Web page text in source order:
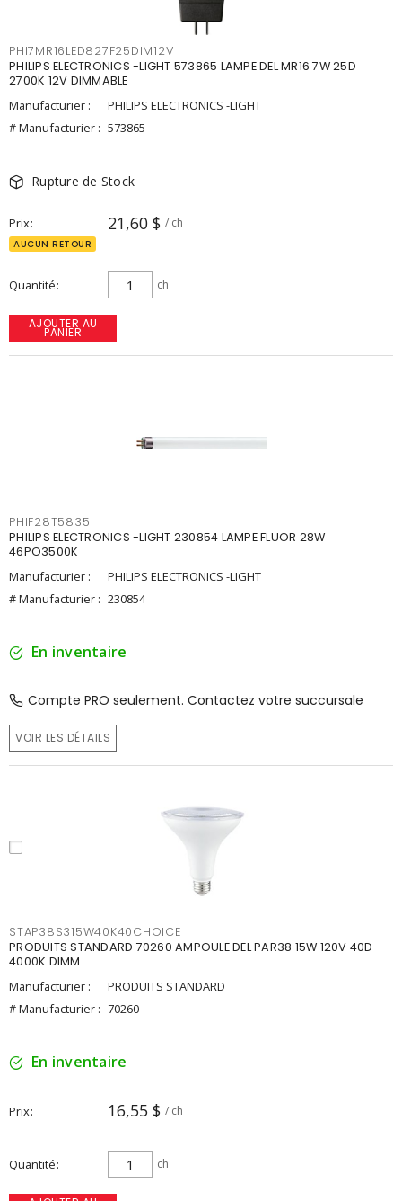
PHI7MR16LED827F25DIM12V
PHILIPS ELECTRONICS -LIGHT 573865 LAMPE DEL MR16 7W 25D
2700K 12V DIMMABLE
Manufacturier :
PHILIPS ELECTRONICS -LIGHT
# Manufacturier : 573865
Rupture de Stock
Prix 21,60 $ / ch
AUCUN RETOUR
Quantité ch
AJOUTER AU
PANIER
PHIF28T5835
PHILIPS ELECTRONICS -LIGHT 230854 LAMPE FLUOR 28W
46PO3500K
Manufacturier :
PHILIPS ELECTRONICS -LIGHT
# Manufacturier : 230854
En inventaire
Compte PRO seulement. Contactez votre succursale
VOIR LES DÉTAILS
STAP38S315W40K40CHOICE
PRODUITS STANDARD 70260 AMPOULE DEL PAR38 15W 120V 40D
4000K DIMM
Manufacturier :
PRODUITS STANDARD
# Manufacturier : 70260
En inventaire
Prix 16,55 $ / ch
Quantité ch